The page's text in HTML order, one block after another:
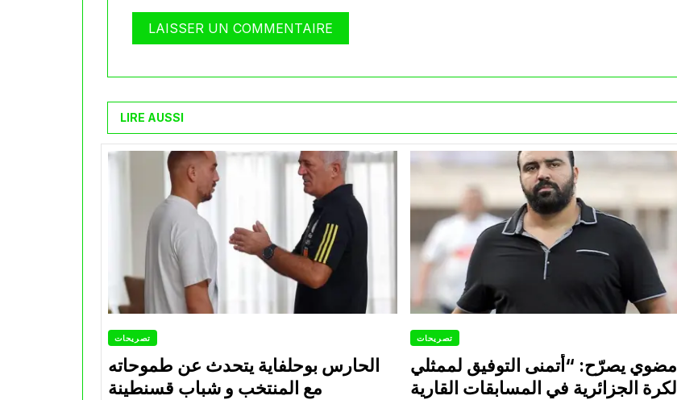
LIRE AUSSI
تصريحات
الحارس بوحلفاية يتحدث عن طموحاته
مع المنتخب و شباب قسنطينة
تصريحات
مضوي يصرّح: “أتمنى التوفيق لممثلي